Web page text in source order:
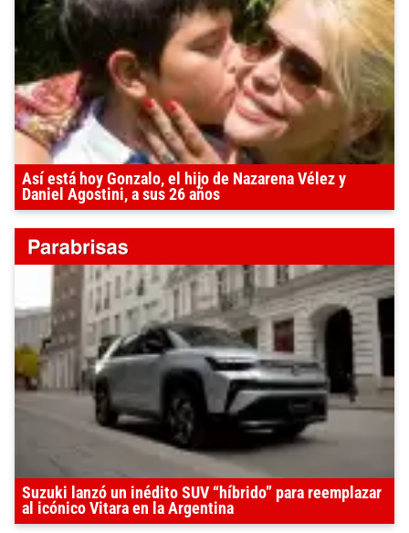
Así está hoy Gonzalo, el hijo de Nazarena Vélez y
Daniel Agostini, a sus 26 años
Suzuki lanzó un inédito SUV “híbrido” para reemplazar
al icónico Vitara en la Argentina